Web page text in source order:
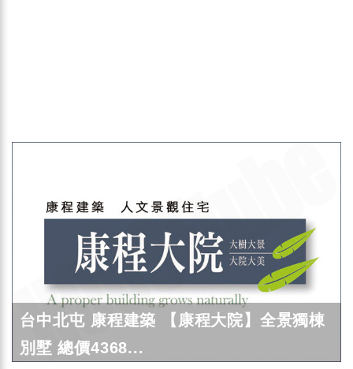
台中北屯 康程建築 【康程大院】全景獨棟
別墅 總價4368...